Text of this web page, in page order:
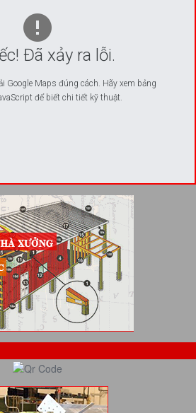
Đã xảy ra lỗi.
Google Maps đúng cách. Hãy xem bảng
để biết chi tiết kỹ thuật.